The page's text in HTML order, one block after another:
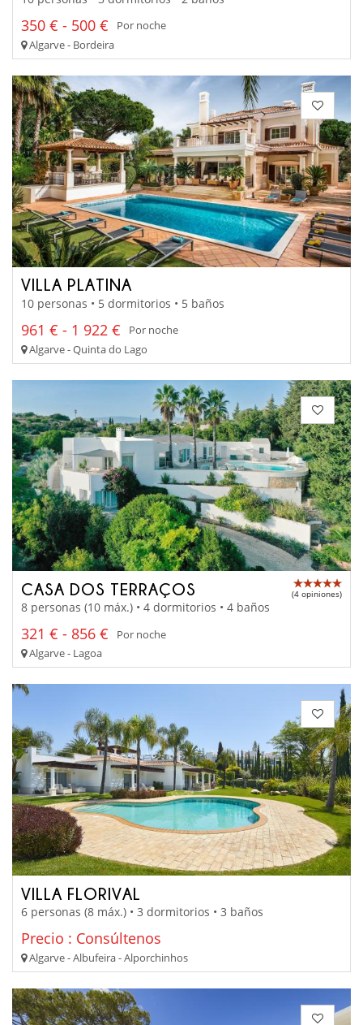
350 € - 500 €
Por noche
Algarve - Bordeira
VILLA PLATINA
10 personas • 5 dormitorios • 5 baños
961 € - 1 922 €
Por noche
Algarve - Quinta do Lago
CASA DOS TERRAÇOS (4 opiniones)
8 personas (10 máx.) • 4 dormitorios • 4 baños
321 € - 856 €
Por noche
Algarve - Lagoa
VILLA FLORIVAL
6 personas (8 máx.) • 3 dormitorios • 3 baños
Precio : Consúltenos
Algarve - Albufeira - Alporchinhos